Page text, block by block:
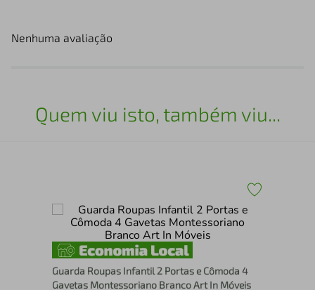
Nenhuma avaliação
Quem viu isto, também viu...
Guarda Roupas Infantil 2 Portas e Cômoda 4
Gavetas Montessoriano Branco Art In Móveis